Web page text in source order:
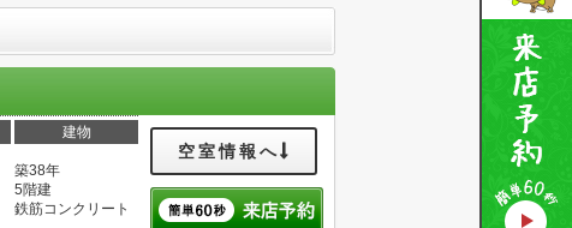
建物
築38年
5階建
鉄筋コンクリート
空室情報へ